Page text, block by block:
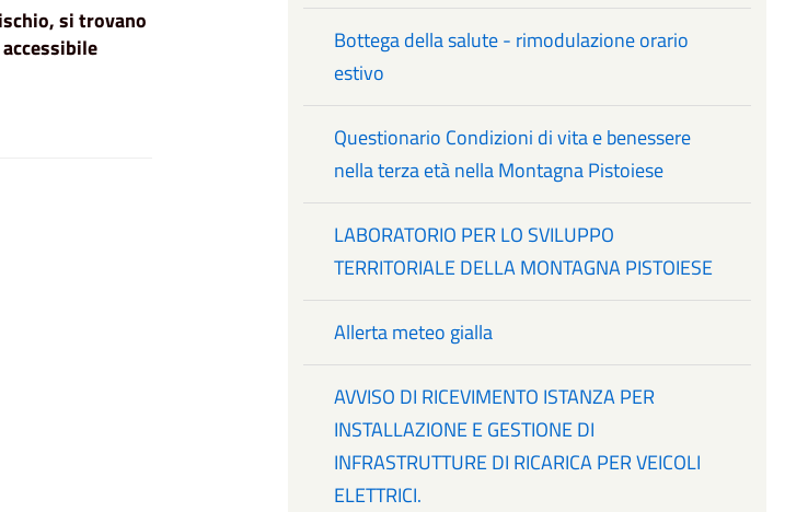
si trovano
Bottega della salute - rimodulazione orario
estivo
Questionario Condizioni di vita e benessere
nella terza età nella Montagna Pistoiese
LABORATORIO PER LO SVILUPPO
TERRITORIALE DELLA MONTAGNA PISTOIESE
Allerta meteo gialla
AVVISO DI RICEVIMENTO ISTANZA PER
INSTALLAZIONE E GESTIONE DI
INFRASTRUTTURE DI RICARICA PER VEICOLI
ELETTRICI.